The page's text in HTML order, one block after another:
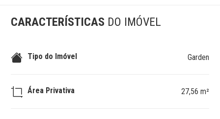
CARACTERÍSTICAS DO IMÓVEL
Tipo do Imóvel Garden
Área Privativa 27,56 m²